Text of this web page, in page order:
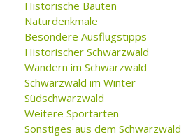
Historische Bauten
Naturdenkmale
Besondere Ausflugstipps
Historischer Schwarzwald
Wandern im Schwarzwald
Schwarzwald im Winter
Südschwarzwald
Weitere Sportarten
Sonstiges aus dem Schwarzwald